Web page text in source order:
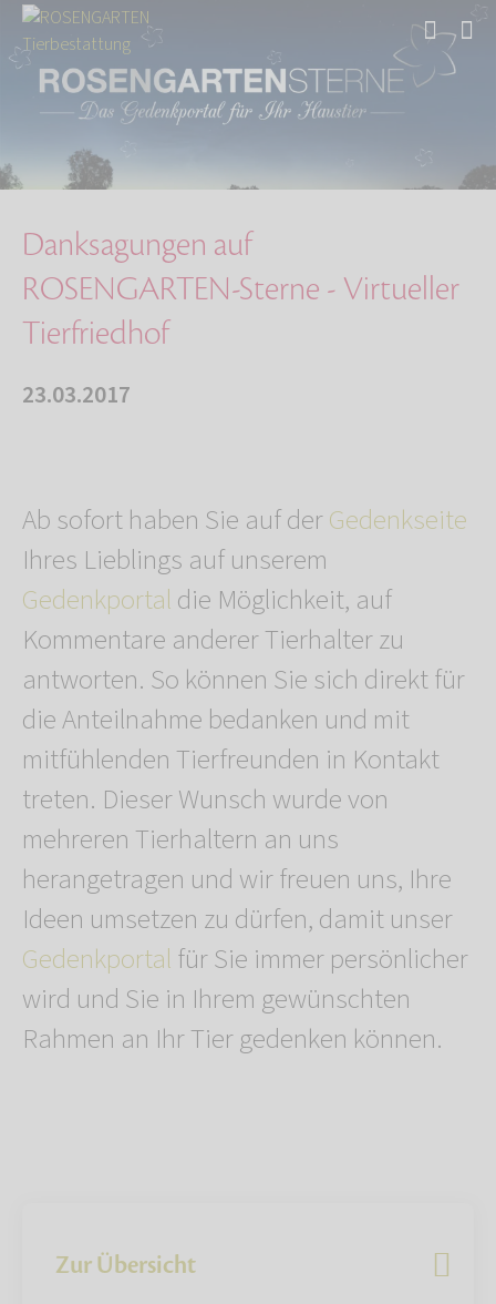
Start Über uns
Aktuelles
Danksagungen auf ROSENGARTEN-Sterne - Virtuel…
Danksagungen auf
ROSENGARTEN-Sterne - Virtueller
Tierfriedhof
23.03.2017
Ab sofort haben Sie auf derGedenkseite
Ihres Lieblings auf unserem
Gedenkportaldie Möglichkeit, auf
Kommentare anderer Tierhalter zu
antworten. So können Sie sich direkt für
die Anteilnahme bedanken und mit
mitfühlenden Tierfreunden in Kontakt
treten. Dieser Wunsch wurde von
mehreren Tierhaltern an uns
herangetragen und wir freuen uns, Ihre
Ideen umsetzen zu dürfen, damit unser
Gedenkportalfür Sie immer persönlicher
wird und Sie in Ihrem gewünschten
Rahmen an Ihr Tier gedenken können.
Zur Übersicht